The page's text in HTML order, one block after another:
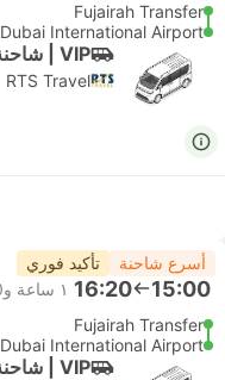
Fujairah Transfer
Dubai International Airport
VIP | شاحنة
RTS Travel
أسرع شاحنة تأكيد فوري
15:00
16:20 ١ ساعة و‫20 دقائق
Fujairah Transfer
Dubai International Airport
VIP | شاحنة